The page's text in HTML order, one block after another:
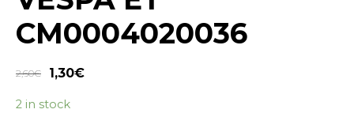
CM0004020036
2,60€ 1,30€
2 in stock